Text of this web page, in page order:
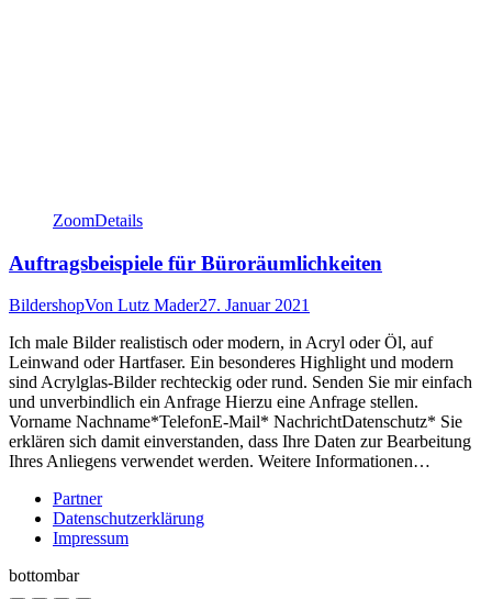
ZoomDetails
Auftragsbeispiele für Büroräumlichkeiten
BildershopVon Lutz Mader27. Januar 2021
Ich male Bilder realistisch oder modern, in Acryl oder Öl, auf
Leinwand oder Hartfaser. Ein besonderes Highlight und modern
sind Acrylglas-Bilder rechteckig oder rund. Senden Sie mir einfach
und unverbindlich ein Anfrage Hierzu eine Anfrage stellen.
Vorname Nachname*TelefonE-Mail* NachrichtDatenschutz* Sie
erklären sich damit einverstanden, dass Ihre Daten zur Bearbeitung
Ihres Anliegens verwendet werden. Weitere Informationen…
Partner
Datenschutzerklärung
Impressum
bottombar
Go